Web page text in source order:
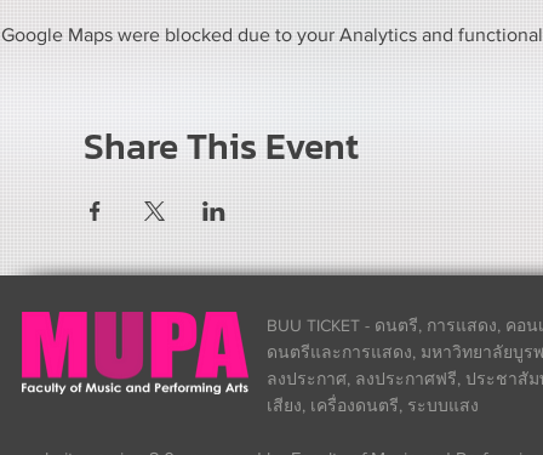
Google Maps were blocked due to your Analytics and
Share This Event
BUU TICKET - ดนตรี, การแสดง, คอ
ดนตรีและการแสดง, มหาวิทยาลัยบูร
ลงประกาศ, ลงประกาศฟรี, ประชาสั
เสียง, เครื่องดนตรี, ระบบแสง